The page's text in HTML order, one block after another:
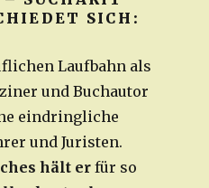
SICH:
Laufbahn als
und Buchautor
eindringliche
und Juristen.
hält er für so